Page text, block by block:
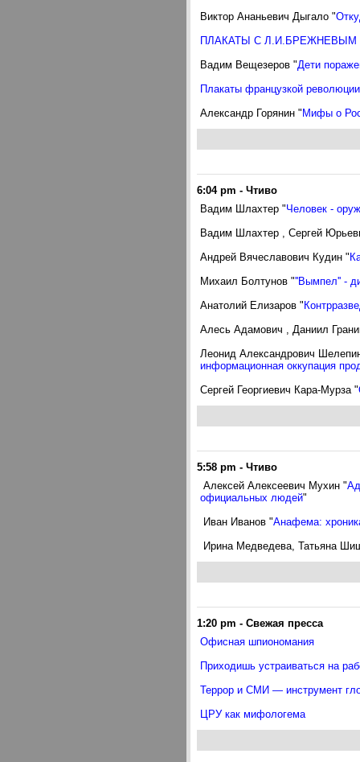
Виктор Ананьевич Дыгало "
ПЛАКАТЫ С Л.И.БРЕЖНЕВЫМ
Вадим Вещезеров "Дети
Плакаты французкой
Александр Горянин " Мифы о
6:04 pm - Чтиво
Вадим Шлахтер "Человек -
Вадим Шлахтер , Сергей
Андрей Вячеславович Кудин "
Михаил Болтунов "''Вымпел'' -
Анатолий Елизаров "
Алесь Адамович , Даниил
Леонид Александрович
информационная оккупация
Сергей Георгиевич Кара-Мурза "
5:58 pm - Чтиво
Алексей Алексеевич Мухин "
официальных людей"
Иван Иванов "Анафема:
Ирина Медведева, Татьяна
1:20 pm - Свежая пресса
Офисная шпиономания
Приходишь устраиваться на
Террор и СМИ ― инструмент
ЦРУ как мифологема